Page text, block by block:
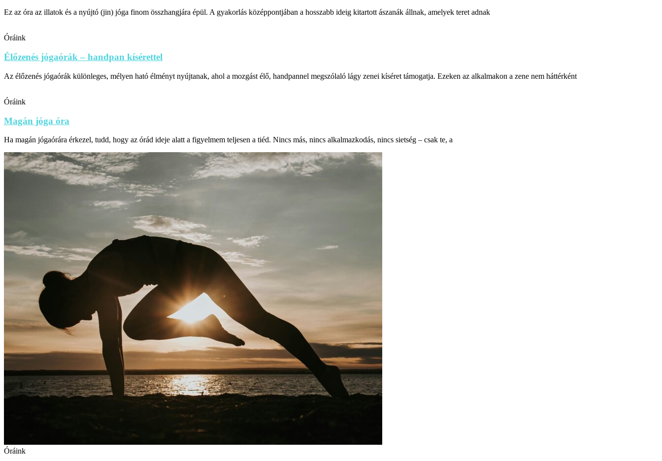
Ez az óra az illatok és a nyújtó (jin) jóga finom összhangjára épül. A gyakorlás középpontjában a hosszabb ideig kitartott ászanák állnak, amelyek teret adnak
Óráink
Élőzenés jógaórák – handpan kísérettel
Az élőzenés jógaórák különleges, mélyen ható élményt nyújtanak, ahol a mozgást élő, handpannel megszólaló lágy zenei kíséret támogatja. Ezeken az alkalmakon a zene nem háttérként
Óráink
Magán jóga óra
Ha magán jógaórára érkezel, tudd, hogy az órád ideje alatt a figyelmem teljesen a tiéd. Nincs más, nincs alkalmazkodás, nincs sietség – csak te, a
Óráink